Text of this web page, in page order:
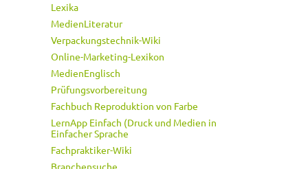
Lexika
MedienLiteratur
Verpackungstechnik-Wiki
Online-Marketing-Lexikon
MedienEnglisch
Prüfungsvorbereitung
Fachbuch Reproduktion von Farbe
LernApp Einfach (Druck und Medien in
Einfacher Sprache
Fachpraktiker-Wiki
Branchensuche